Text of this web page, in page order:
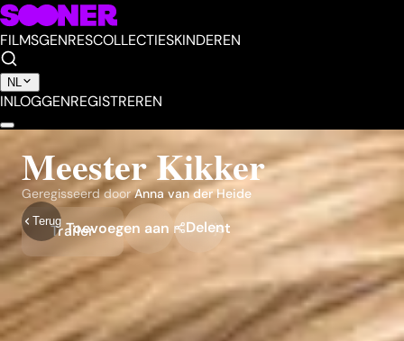
FILMSGENRESCOLLECTIESKINDEREN
NL
INLOGGENREGISTREREN
Terug
Meester Kikker
Geregisseerd door Anna van der Heide
Trailer
Toevoegen aan mijn lijst
Delen